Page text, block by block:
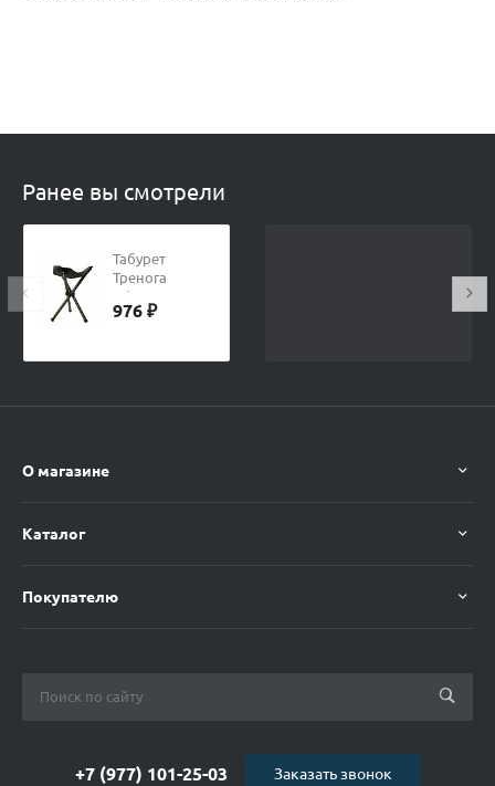
Ранее вы смотрели
Табурет
Тренога
Ифрит
SiРанis
976 ₽
О магазине
Каталог
Покупателю
+7 (977) 101-25-03 Заказать звонок